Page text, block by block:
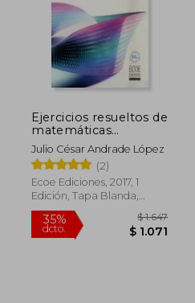
50%
dcto.
Ejercicios resueltos de
matemáticas
financieras
Julio César Andrade López
(2)
Ecoe Ediciones, 2017, 1
Edición, Tapa Blanda,
Nuevo